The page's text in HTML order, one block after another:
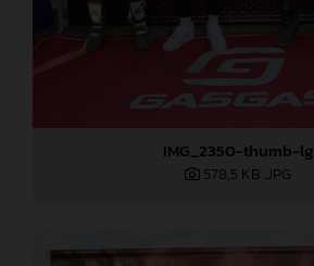
IMG_2350-thumb-lg
578,5 KB .JPG